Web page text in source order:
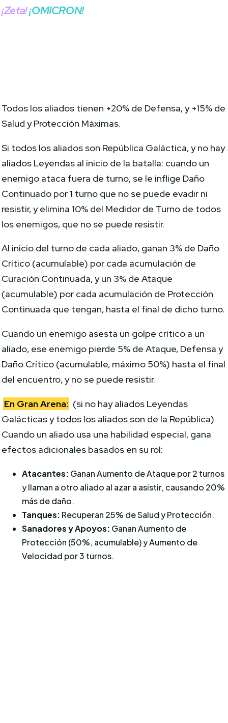
¡Zeta!¡OMICRON!
Todos los aliados tienen +20% de Defensa, y +15% de
Salud y Protección Máximas.
Si todos los aliados son República Galáctica, y no hay
aliados Leyendas al inicio de la batalla: cuando un
enemigo ataca fuera de turno, se le inflige Daño
Continuado por 1 turno que no se puede evadir ni
resistir, y elimina 10% del Medidor de Turno de todos
los enemigos, que no se puede resistir.
Al inicio del turno de cada aliado, ganan 3% de Daño
Crítico (acumulable) por cada acumulación de
Curación Continuada, y un 3% de Ataque
(acumulable) por cada acumulación de Protección
Continuada que tengan, hasta el final de dicho turno.
Cuando un enemigo asesta un golpe crítico a un
aliado, ese enemigo pierde 5% de Ataque, Defensa y
Daño Crítico (acumulable, máximo 50%) hasta el final
del encuentro, y no se puede resistir.
En Gran Arena: (si no hay aliados Leyendas
Galácticas y todos los aliados son de la República)
Cuando un aliado usa una habilidad especial, gana
efectos adicionales basados en su rol:
Atacantes: Ganan Aumento de Ataque por 2 turnos
y llaman a otro aliado al azar a asistir, causando 20%
más de daño.
Tanques: Recuperan 25% de Salud y Protección.
Sanadores y Apoyos: Ganan Aumento de
Protección (50%, acumulable) y Aumento de
Velocidad por 3 turnos.